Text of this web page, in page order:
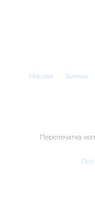
Москва Химки
Перепечатка